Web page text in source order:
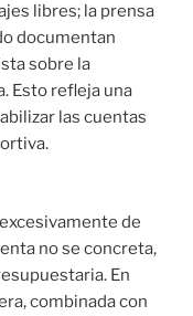
libres; la prensa
documentan
sobre la
Esto refleja una
las cuentas
de
no se concreta,
En
combinada con